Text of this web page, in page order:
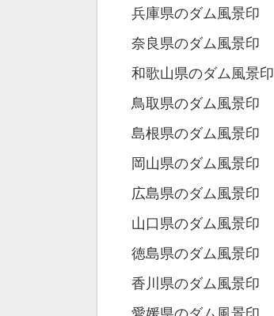
兵庫県のダム風景印
奈良県のダム風景印
和歌山県のダム風景印
鳥取県のダム風景印
島根県のダム風景印
岡山県のダム風景印
広島県のダム風景印
山口県のダム風景印
徳島県のダム風景印
香川県のダム風景印